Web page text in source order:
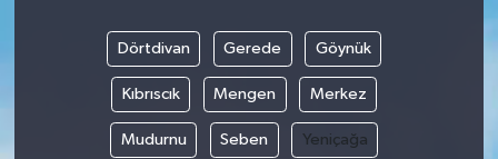
Dörtdivan Gerede Göynük
Kıbrıscık Mengen Merkez
Mudurnu Seben Yeniçağa
Kadın
Teknoloji
Yerel Haber